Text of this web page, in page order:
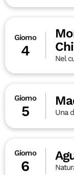
Giorno
4 Nel
Giorno
5 Una
Giorno
6